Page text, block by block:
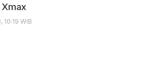
Xmax
10:19 WIB